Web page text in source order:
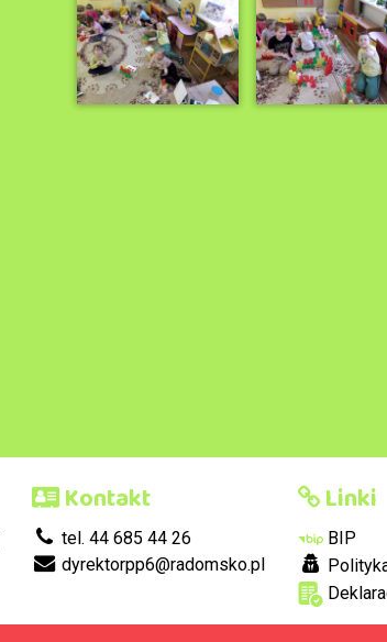
Kontakt
tel. 44 685 44 26
dyrektorpp6@radomsko.pl
Linki
BIP